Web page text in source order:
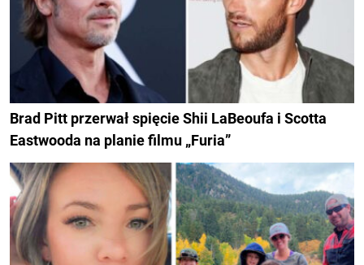
Brad Pitt przerwał spięcie Shii LaBeoufa i Scotta
Eastwooda na planie filmu „Furia”